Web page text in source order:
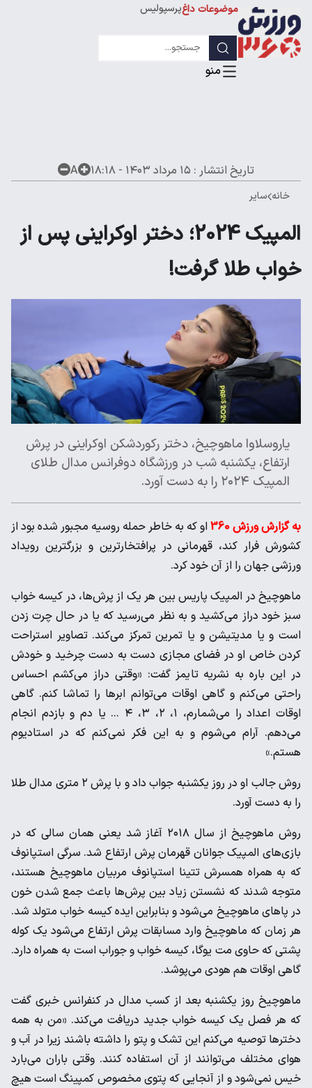
موضوعات داغپرسپولیس
لیگ قهرمانان
تاریخ انتشار : ۱۵ مرداد ۱۴۰۳ - ۱۸:۱۸ A
خانه سایر
المپیک 2024؛ دختر اوکراینی پس از
خواب طلا گرفت!
یاروسلاوا ماهوچیخ، دختر رکوردشکن اوکراینی در پرش
ارتفاع، یکشنبه شب در ورزشگاه دوفرانس مدال طلای
المپیک ۲۰۲۴ را به دست آورد.
به گزارش ورزش 360
او که به خاطر حمله روسیه مجبور شده بود از
کشورش فرار کند، قهرمانی در پرافتخارترین و بزرگترین رویداد
ورزشی جهان را از آن خود کرد.
ماهوچیخ در المپیک پاریس بین هر یک از پرش‌ها، در کیسه خواب
سبز خود دراز می‌کشید و به نظر می‌رسید که یا در حال چرت زدن
است و یا مدیتیشن و یا تمرین تمرکز می‌کند. تصاویر استراحت
کردن خاص او در فضای مجازی دست به دست چرخید و خودش
در این باره به نشریه تایمز گفت: «وقتی دراز می‌کشم احساس
راحتی می‌کنم و گاهی اوقات می‌توانم ابرها را تماشا کنم. گاهی
اوقات اعداد را می‌شمارم، ۱، ۲، ۳، ۴ ... یا دم و بازدم انجام
می‌دهم. آرام می‌شوم و به این فکر نمی‌کنم که در استادیوم
هستم.»
روش جالب او در روز یکشنبه جواب داد و با پرش ۲ متری مدال طلا
را به دست آورد.
روش ماهوچیخ از سال ۲۰۱۸ آغاز شد یعنی همان سالی که در
بازی‌های المپیک جوانان قهرمان پرش ارتفاع شد. سرگی استپانوف
که به همراه همسرش تتینا استپانوف مربیان ماهوچیخ هستند،
متوجه شدند که نشستن زیاد بین پرش‌ها باعث جمع شدن خون
در پاهای ماهوچیخ می‌شود و بنابراین ایده کیسه خواب متولد شد.
هر زمان که ماهوچیخ وارد مسابقات پرش ارتفاع می‌شود یک کوله
پشتی که حاوی مت یوگا، کیسه خواب و جوراب است به همراه دارد.
گاهی اوقات هم هودی می‌پوشد.
ماهوچیخ روز یکشنبه بعد از کسب مدال در کنفرانس خبری گفت
که هر فصل یک کیسه خواب جدید دریافت می‌کند. «من به همه
دخترها توصیه می‌کنم این تشک و پتو را داشته باشند زیرا در آب و
هوای مختلف می‌توانند از آن استفاده کنند. وقتی باران می‌بارد
خیس نمی‌شود و از آنجایی که پتوی مخصوص کمپینگ است هیچ